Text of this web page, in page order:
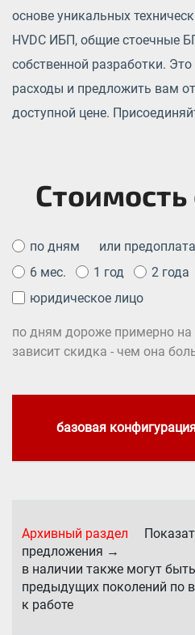
основе уникальных
HVDC ИБП, общие стоечные
собственной разработки.
расходы и предложить вам
доступной цене.
Стоимость
по дням или
6 мес.
1 год 2 года
юридическое лицо
по дням дороже примерно на
зависит скидка - чем она
базовая
Архивный раздел
предложения →
в наличии также могут
предыдущих поколений по
к работе